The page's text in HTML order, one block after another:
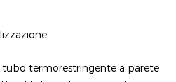
tubo termorestringente a parete